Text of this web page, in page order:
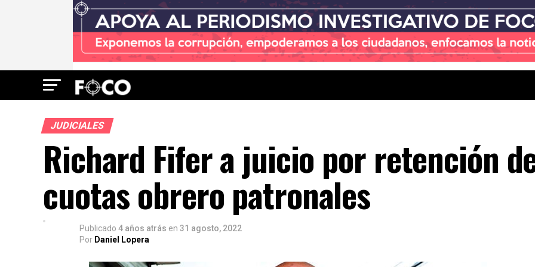
JUDICIALES
Richard Fifer a juicio por retención
cuotas obrero patronales
Publicado 4 años atrás en 31 agosto, 2022
Por Daniel Lopera